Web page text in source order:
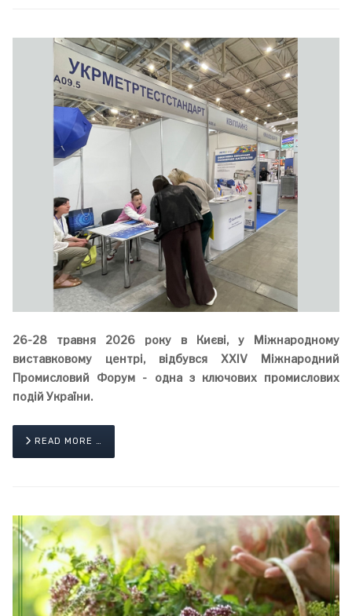
26-28 травня 2026 року в Києві, у Міжнародному
виставковому центрі, відбувся ХХІV Міжнародний
Промисловий Форум - одна з ключових промислових
подій України.
READ MORE …